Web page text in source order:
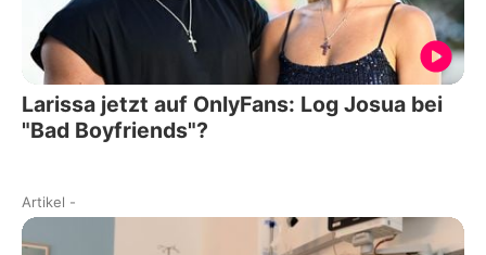
Larissa jetzt auf OnlyFans: Log Josua bei
"Bad Boyfriends"?
Artikel -